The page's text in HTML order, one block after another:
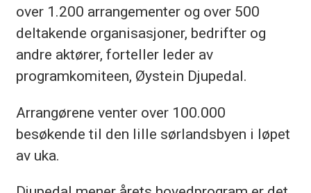
over 1.200 arrangementer og over 500
deltakende organisasjoner, bedrifter og
andre aktører, forteller leder av
programkomiteen, Øystein Djupedal.
Arrangørene venter over 100.000
besøkende til den lille sørlandsbyen i løpet
av uka.